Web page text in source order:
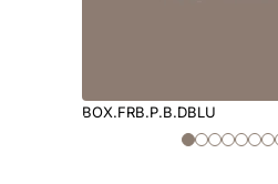
BOX.FRB.P.B.DBLU